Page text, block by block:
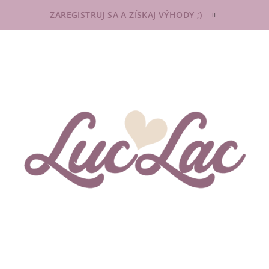
ZAREGISTRUJ SA A ZÍSKAJ VÝHODY ;)